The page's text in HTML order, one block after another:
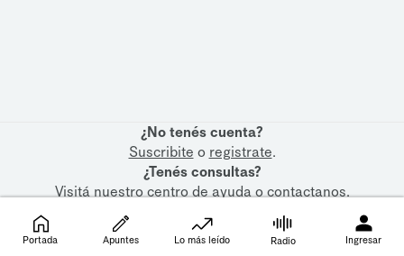
¿No tenés cuenta?
Suscribite o registrate.
¿Tenés consultas?
Visitá nuestrocentro de ayudaocontactanos.
Portada Apuntes Lo más leído Radio Ingresar